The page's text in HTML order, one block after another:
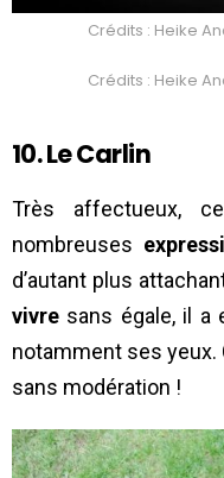
Crédits : Heike
Crédits : Heike
10. Le Carlin
Très affectueux,
nombreuses
d’autant plus
vivre sans égale, il a
notamment ses
sans modération !